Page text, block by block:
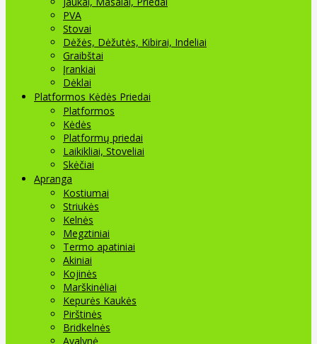
PVA
Stovai
Dėžės, Dėžutės, Kibirai, Indeliai
Graibštai
Įrankiai
Dėklai
Platformos Kėdės Priedai
Platformos
Kėdės
Platformų priedai
Laikikliai, Stoveliai
Skėčiai
Apranga
Kostiumai
Striukės
Kelnės
Megztiniai
Termo apatiniai
Akiniai
Kojinės
Marškinėliai
Kepurės Kaukės
Pirštinės
Bridkelnės
Avalynė